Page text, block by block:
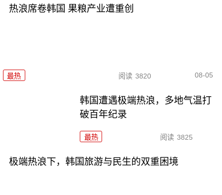
热浪席卷韩国 果粮产业遭重创
最热 阅读 3820 08-05
韩国遭遇极端热浪，多地气温打
破百年纪录
最热 阅读 3825
极端热浪下，韩国旅游与民生的双重困境